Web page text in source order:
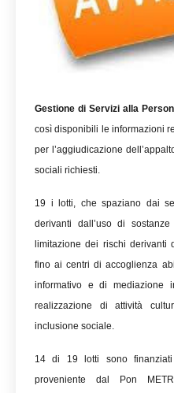
Gestione di Servizi alla
così disponibili le informazioni
per l’aggiudicazione
sociali richiesti.
19 i lotti, che spaziano dai
derivanti dall’uso di
limitazione dei rischi derivanti
fino ai centri di accoglienza
informativo e di mediazione
realizzazione di attività
inclusione sociale.
14 di 19 lotti sono
proveniente dal Pon